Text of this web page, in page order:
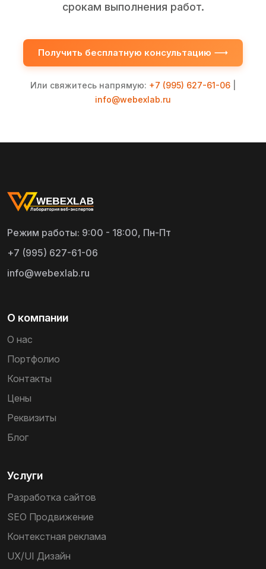
срокам выполнения работ.
Получить бесплатную консультацию
Или свяжитесь напрямую: +7 (995) 627-61-06
info@webexlab.ru
Режим работы: 9:00 - 18:00, Пн-Пт
+7 (995) 627-61-06
info@webexlab.ru
О компании
О нас
Портфолио
Контакты
Цены
Реквизиты
Блог
Услуги
Разработка сайтов
SEO Продвижение
Контекстная реклама
UX/UI Дизайн